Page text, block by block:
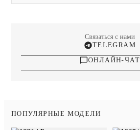
Связаться с нами
TELEGRAM
ОНЛАЙН-ЧАТ
ПОПУЛЯРНЫЕ МОДЕЛИ